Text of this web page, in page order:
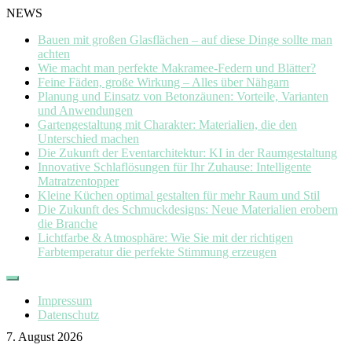
NEWS
Bauen mit großen Glasflächen – auf diese Dinge sollte man
achten
Wie macht man perfekte Makramee-Federn und Blätter?
Feine Fäden, große Wirkung – Alles über Nähgarn
Planung und Einsatz von Betonzäunen: Vorteile, Varianten
und Anwendungen
Gartengestaltung mit Charakter: Materialien, die den
Unterschied machen
Die Zukunft der Eventarchitektur: KI in der Raumgestaltung
Innovative Schlaflösungen für Ihr Zuhause: Intelligente
Matratzentopper
Kleine Küchen optimal gestalten für mehr Raum und Stil
Die Zukunft des Schmuckdesigns: Neue Materialien erobern
die Branche
Lichtfarbe & Atmosphäre: Wie Sie mit der richtigen
Farbtemperatur die perfekte Stimmung erzeugen
Skip
contentImpressum
Datenschutz
7. August 2026